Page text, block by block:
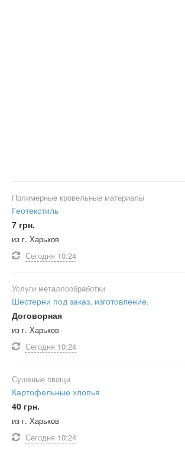
Полимерные кровельные материалы
Геотекстиль
7 грн.
из г. Харьков
Сегодня 10:24
Услуги металлообработки
Шестерни под заказ, изготовление.
Договорная
из г. Харьков
Сегодня 10:24
Сушеные овощи
Картофельные хлопья
40 грн.
из г. Харьков
Сегодня 10:24